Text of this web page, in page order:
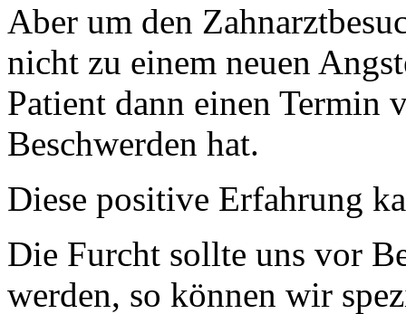
Aber um den
nicht zu einem neuen
Patient dann einen Termin
Beschwerden hat.
Diese positive Erfahrung
Die Furcht sollte uns vor
werden, so können wir